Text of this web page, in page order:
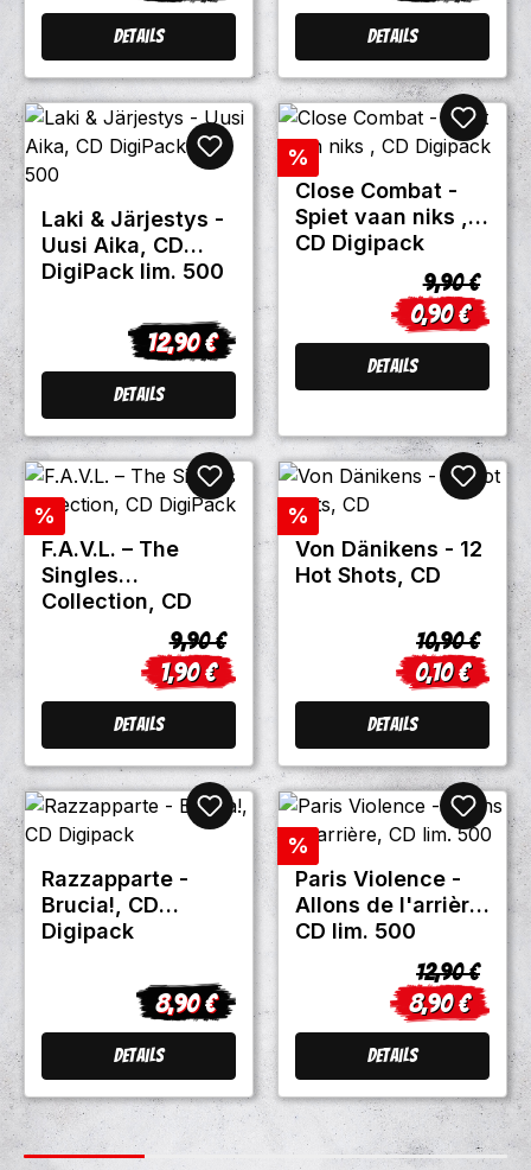
Details Details
Laki & Järjestys -
Uusi Aika, CD
DigiPack lim. 500
Regulärer Preis:
12,90 €
Details
Rabatt
%
Close Combat -
Spiet vaan niks ,
CD Digipack
0,90 €
Regulärer
9,90 €
Details
Rabatt
%
F.A.V.L. ‎– The
Singles
Collection, CD
Verkaufspreis:
1,90 €
Regulärer Preis:
9,90 €
Details
Rabatt
%
Von Dänikens - 12
Hot Shots, CD
0,10 €
Regulärer
10,90 €
Details
Razzapparte -
Brucia!, CD
Digipack
Regulärer Preis:
8,90 €
Details
Rabatt
%
Paris Violence -
Allons de l'arrière,
CD lim. 500
8,90 €
Regulärer
12,90 €
Details